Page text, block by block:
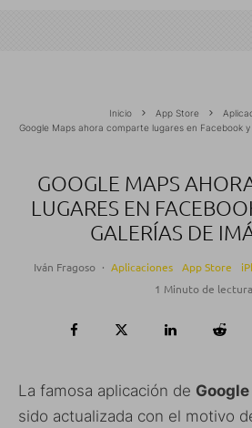
Inicio App Store
Google Maps ahora comparte lugares en Facebook
GOOGLE MAPS
LUGARES EN
GALERÍAS DE
Iván Fragoso · Aplicaciones App Store
1 Minuto de lectura
La famosa aplicación de
sido actualizada con el motivo